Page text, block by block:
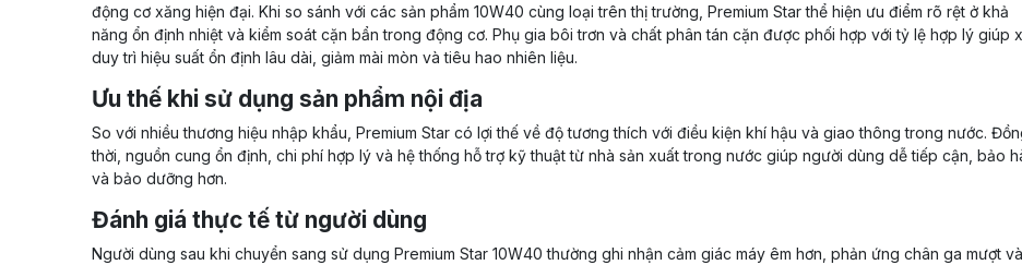
động cơ xăng hiện đại. Khi so sánh với các sản phẩm 10W40 cùng loại trên thị trường, Premium Star thể hiện ưu điểm rõ rệt ở khả
năng ổn định nhiệt và kiểm soát cặn bẩn trong động cơ. Phụ gia bôi trơn và chất phân tán cặn được phối hợp với tỷ lệ hợp lý giúp
duy trì hiệu suất ổn định lâu dài, giảm mài mòn và tiêu hao nhiên liệu.
Ưu thế khi sử dụng sản phẩm nội địa
So với nhiều thương hiệu nhập khẩu, Premium Star có lợi thế về độ tương thích với điều kiện khí hậu và giao thông trong nước.
thời, nguồn cung ổn định, chi phí hợp lý và hệ thống hỗ trợ kỹ thuật từ nhà sản xuất trong nước giúp người dùng dễ tiếp cận, bảo
và bảo dưỡng hơn.
Đánh giá thực tế từ người dùng
Người dùng sau khi chuyển sang sử dụng Premium Star 10W40 thường ghi nhận cảm giác máy êm hơn, phản ứng chân ga mượt và